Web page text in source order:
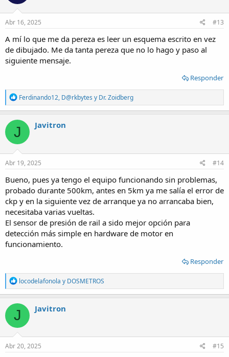
o
n
s
Abr 16, 2025 #13
A mí lo que me da pereza es leer un esquema escrito en vez
de dibujado. Me da tanta pereza que no lo hago y paso al
siguiente mensaje.
Responder
R
e
a
c
t
i
o
n
s
Ferdinando12, D@rkbytes y Dr. Zoidberg
J Javitron
Abr 19, 2025 #14
Bueno, pues ya tengo el equipo funcionando sin problemas,
probado durante 500km, antes en 5km ya me salía el error de
ckp y en la siguiente vez de arranque ya no arrancaba bien,
necesitaba varias vueltas.
El sensor de presión de rail a sido mejor opción para
detección más simple en hardware de motor en
funcionamiento.
Responder
R
e
a
c
t
i
o
n
s
locodelafonola y DOSMETROS
J Javitron
Abr 20, 2025 #15